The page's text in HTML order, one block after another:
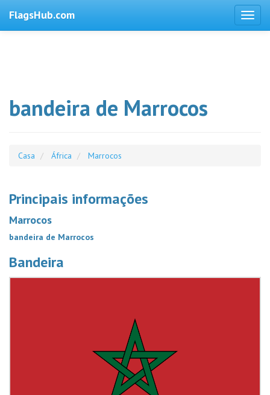
FlagsHub.com
bandeira de Marrocos
Casa África Marrocos
Principais informações
Marrocos
bandeira de Marrocos
Bandeira